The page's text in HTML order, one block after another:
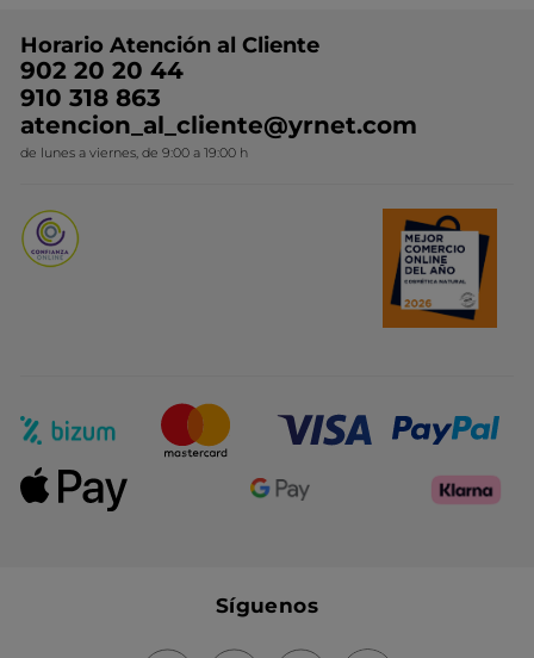
Conviértete en Franquiciada
Ideas de Regalo
Colección Monoi
Novedades del mes
Contacto
Horario Atención al Cliente
902 20 20 44
910 318 863
atencion_al_cliente@yrnet.com
de lunes a viernes, de 9:00 a 19:00 h
Síguenos